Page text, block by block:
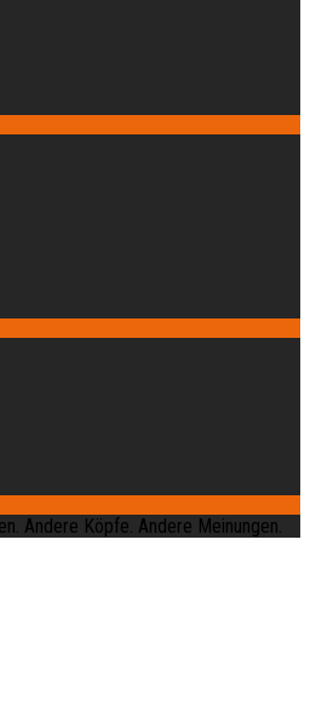
Andere Köpfe. Andere Meinungen.